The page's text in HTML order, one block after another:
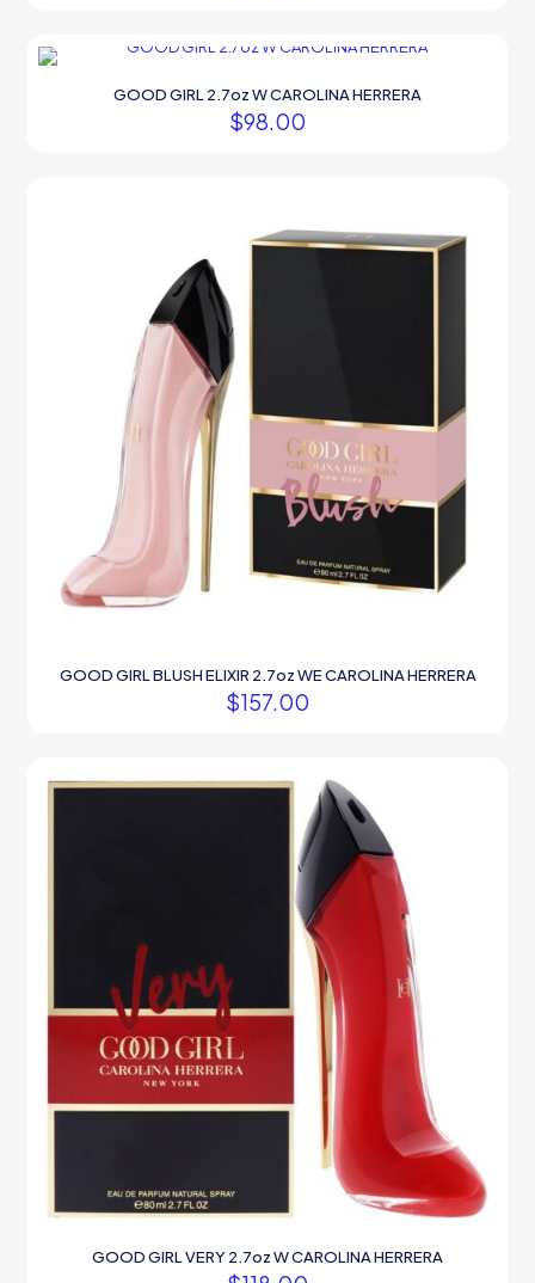
GOOD GIRL 2.7oz W CAROLINA HERRERA
$98.00
GOOD GIRL BLUSH ELIXIR 2.7oz WE CAROLINA HERRERA
$157.00
GOOD GIRL VERY 2.7oz W CAROLINA HERRERA